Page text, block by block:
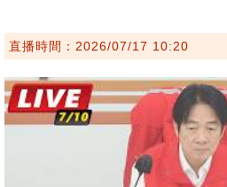
直播時間：2026/07/17 10:20